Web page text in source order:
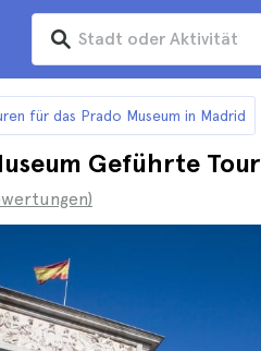
für das Prado Museum in Madrid
Geführte Tour